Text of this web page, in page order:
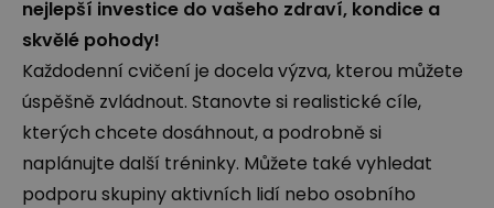
nejlepší investice do vašeho zdraví, kondice a
skvělé pohody!
Každodenní cvičení je docela výzva, kterou můžete
úspěšně zvládnout. Stanovte si realistické cíle,
kterých chcete dosáhnout, a podrobně si
naplánujte další tréninky. Můžete také vyhledat
podporu skupiny aktivních lidí nebo osobního